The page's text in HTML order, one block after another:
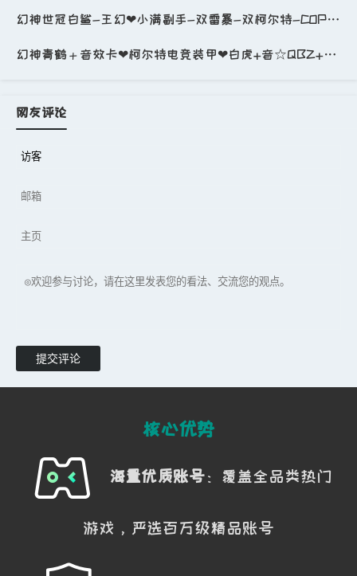
幻神世冠白鲨-王幻❤小满副手-双雷暴-双柯尔特-COPx4❤QBZ白鲨朱雀裁决毁灭音❤6烈蝴蝶❤影豹_穿越火线_电信区_重庆一区_
幻神青鹤＋音效卡❤柯尔特电竞装甲❤白虎+音☆QBZ+音☆雷神荣耀之魄+音☆火麒麟枪娘滴滴滴滴_穿越火线_网通区_山西一区_
网友评论
提交评论
核心优势
海量优质账号 ：覆盖全品类热门
游戏，严选百万级精品账号